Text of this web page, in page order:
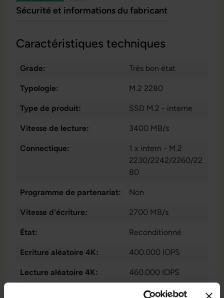
Sécurité et informations du fabricant
Caractéristiques techniques
Grade: Très bon état
Typologie: M.2 2280
Type de produit: SSD M.2 - interne
Vitesse de lecture: 3400 MB/s
Connectique:
1 x intern - M.2
2230/2242/2260/22
80
Programme de partenariat: Non
Vitesse d'écriture: 2700 MB/s
État: Reconditionné
Ecriture aléatoire 4K: 400.000 IOPS
Lecture aléatoire 4K: 460.000 IOPS
512 GB M.2 NvMe